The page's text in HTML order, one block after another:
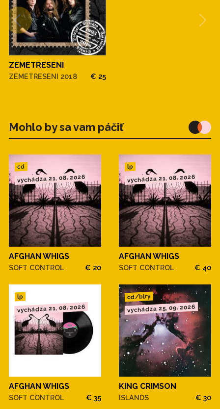
ZEMETRESENI
ZEMETRESENI 2018 € 25
Mohlo by sa vam páčiť
cd
vychádza 21. 08. 2026
AFGHAN WHIGS
SOFT CONTROL € 20
lp
vychádza 21. 08. 2026
AFGHAN WHIGS
SOFT CONTROL € 40
lp
vychádza 21. 08. 2026
AFGHAN WHIGS
SOFT CONTROL € 35
cd/blry
vychádza 25. 09. 2026
KING CRIMSON
ISLANDS € 30